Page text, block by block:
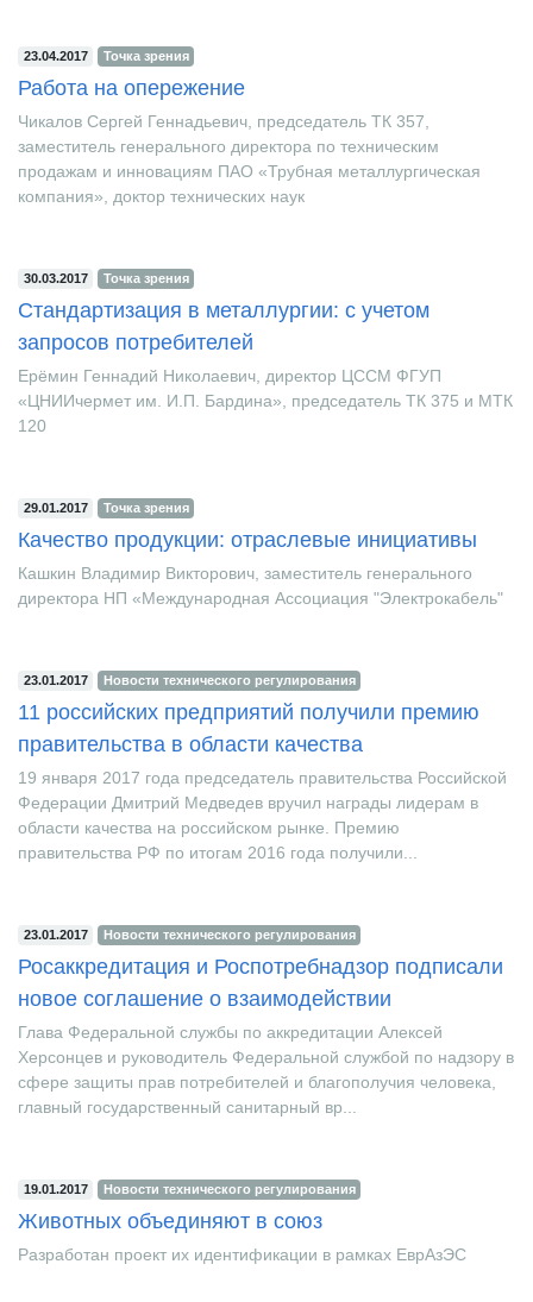
23.04.2017 Точка зрения
Работа на опережение
Чикалов Сергей Геннадьевич, председатель ТК 357,
заместитель генерального директора по техническим
продажам и инновациям ПАО «Трубная металлургическая
компания», доктор технических наук
30.03.2017 Точка зрения
Стандартизация в металлургии: с учетом
запросов потребителей
Ерёмин Геннадий Николаевич, директор ЦССМ ФГУП
«ЦНИИчермет им. И.П. Бардина», председатель ТК 375 и МТК
120
29.01.2017 Точка зрения
Качество продукции: отраслевые инициативы
Кашкин Владимир Викторович, заместитель генерального
директора НП «Международная Ассоциация "Электрокабель"
23.01.2017 Новости технического регулирования
11 российских предприятий получили премию
правительства в области качества
19 января 2017 года председатель правительства Российской
Федерации Дмитрий Медведев вручил награды лидерам в
области качества на российском рынке. Премию
правительства РФ по итогам 2016 года получили...
23.01.2017 Новости технического регулирования
Росаккредитация и Роспотребнадзор подписали
новое соглашение о взаимодействии
Глава Федеральной службы по аккредитации Алексей
Херсонцев и руководитель Федеральной службой по надзору в
сфере защиты прав потребителей и благополучия человека,
главный государственный санитарный вр...
19.01.2017 Новости технического регулирования
Животных объединяют в союз
Разработан проект их идентификации в рамках ЕврАзЭС